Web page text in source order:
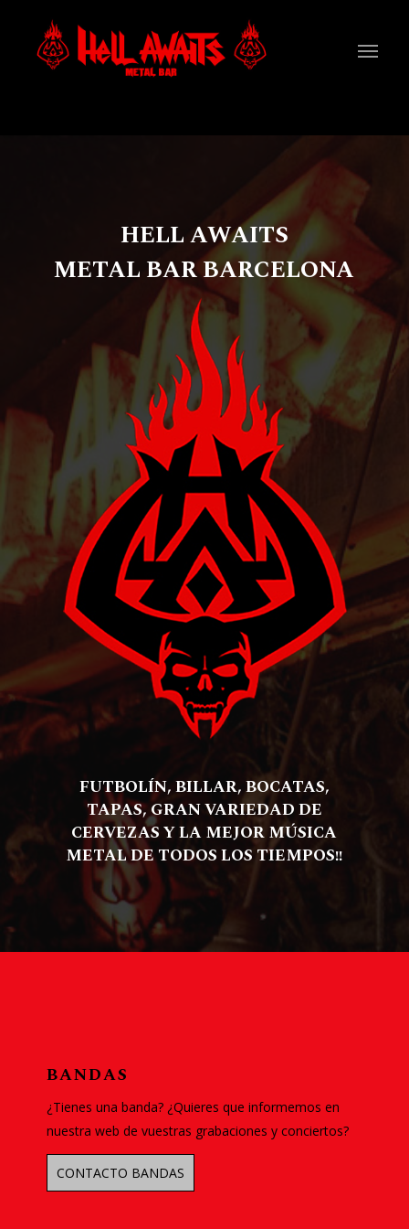
HELL AWAITS
METAL BAR BARCELONA
FUTBOLÍN, BILLAR, BOCATAS,
TAPAS, GRAN VARIEDAD DE
CERVEZAS Y LA MEJOR MÚSICA
METAL DE TODOS LOS TIEMPOS!!
BANDAS
¿Tienes una banda? ¿Quieres que informemos en
nuestra web de vuestras grabaciones y conciertos?
CONTACTO BANDAS